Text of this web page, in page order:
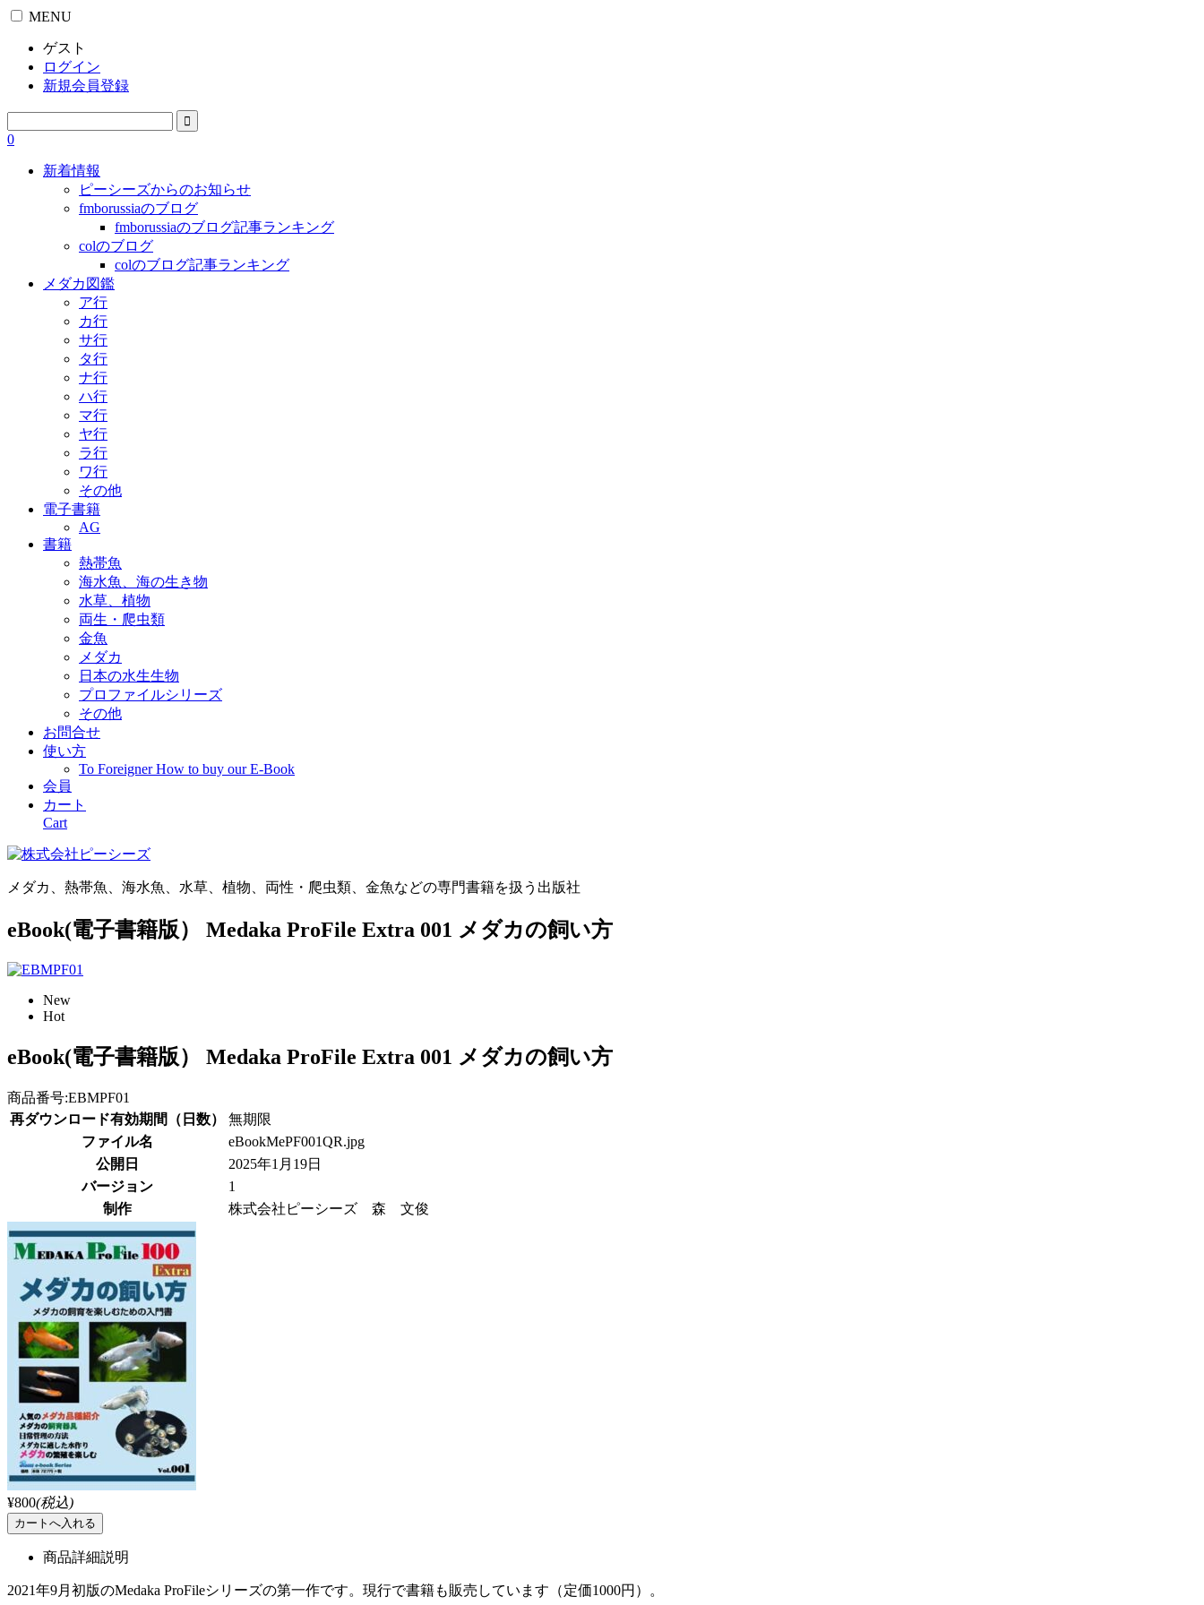
MENU
ゲスト
ログイン
新規会員登録
0
新着情報
ピーシーズからのお知らせ
fmborussiaのブログ
fmborussiaのブログ記事ランキング
colのブログ
colのブログ記事ランキング
メダカ図鑑
ア行
カ行
サ行
タ行
ナ行
ハ行
マ行
ヤ行
ラ行
ワ行
その他
電子書籍
AG
書籍
熱帯魚
海水魚、海の生き物
水草、植物
両生・爬虫類
金魚
メダカ
日本の水生生物
プロファイルシリーズ
その他
お問合せ
使い方
To Foreigner How to buy our E-Book
会員
カート
Cart
メダカ、熱帯魚、海水魚、水草、植物、両性・爬虫類、金魚などの専門書籍を扱う出版社
eBook(電子書籍版） Medaka ProFile Extra 001 メダカの飼い方
New
Hot
eBook(電子書籍版） Medaka ProFile Extra 001 メダカの飼い方
商品番号:EBMPF01
再ダウンロード有効期間（日数）
無期限
ファイル名
eBookMePF001QR.jpg
公開日
2025年1月19日
バージョン
1
制作
株式会社ピーシーズ 森 文俊
¥800(税込)
商品詳細説明
2021年9月初版のMedaka ProFileシリーズの第一作です。現行で書籍も販売しています（定価1000円）。